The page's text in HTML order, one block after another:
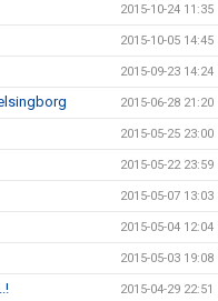
2015-10-24 11:35
2015-10-05 14:45
2015-09-23 14:24
2015-06-28 21:20
2015-05-25 23:00
2015-05-22 23:59
2015-05-07 13:03
2015-05-04 12:04
2015-05-03 19:08
2015-04-29 22:51